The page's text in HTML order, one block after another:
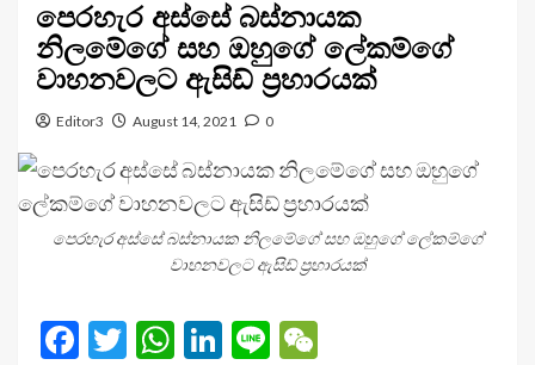
පෙරහැර අස්සේ බස්නායක
නිලමේගේ සහ ඔහුගේ ලේකම්ගේ
වාහනවලට ඇසිඩ් ප්‍රහාරයක්
Editor3 August 14, 2021 0
පෙරහැර අස්සේ බස්නායක නිලමේගේ සහ ඔහුගේ ලේකම්ගේ
වාහනවලට ඇසිඩ් ප්‍රහාරයක්
Facebook
Twitter
WhatsApp
LinkedIn
Line